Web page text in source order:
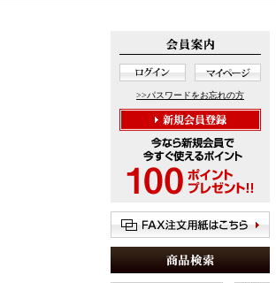
>>パスワードをお忘れの方